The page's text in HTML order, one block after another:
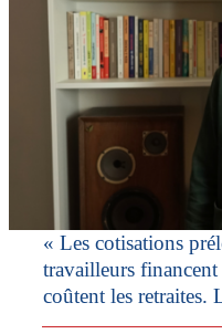
« Les cotisations
travailleurs
coûtent les retraites.